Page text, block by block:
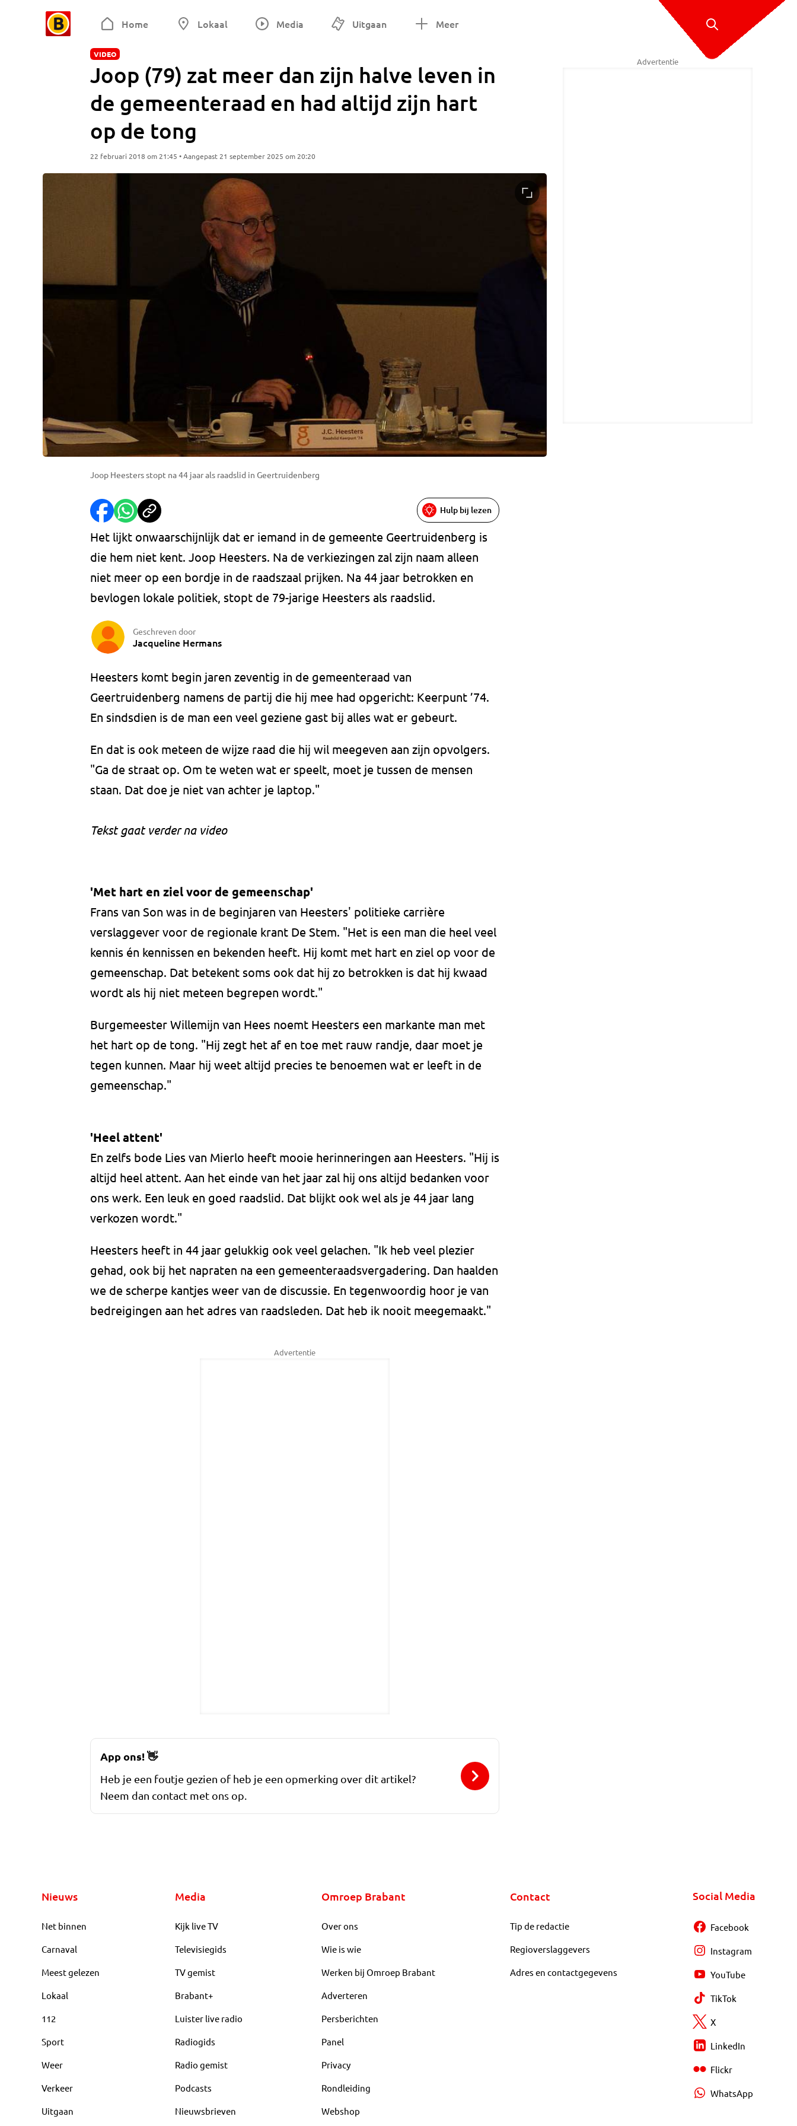
Home Lokaal Media Uitgaan Meer
VIDEO
Joop (79) zat meer dan zijn halve leven in
de gemeenteraad en had altijd zijn hart
op de tong
22 februari 2018 om 21:45 • Aangepast 21 september 2025 om 20:20
Joop Heesters stopt na 44 jaar als raadslid in Geertruidenberg
Hulp bij lezen
Het lijkt onwaarschijnlijk dat er iemand in de gemeente Geertruidenberg is
die hem niet kent. Joop Heesters. Na de verkiezingen zal zijn naam alleen
niet meer op een bordje in de raadszaal prijken. Na 44 jaar betrokken en
bevlogen lokale politiek, stopt de 79-jarige Heesters als raadslid.
Geschreven door
Jacqueline Hermans
Heesters komt begin jaren zeventig in de gemeenteraad van
Geertruidenberg namens de partij die hij mee had opgericht: Keerpunt ’74.
En sindsdien is de man een veel geziene gast bij alles wat er gebeurt.
En dat is ook meteen de wijze raad die hij wil meegeven aan zijn opvolgers.
"Ga de straat op. Om te weten wat er speelt, moet je tussen de mensen
staan. Dat doe je niet van achter je laptop."
Tekst gaat verder na video
'Met hart en ziel voor de gemeenschap'
Frans van Son was in de beginjaren van Heesters' politieke carrière
verslaggever voor de regionale krant De Stem. "Het is een man die heel veel
kennis én kennissen en bekenden heeft. Hij komt met hart en ziel op voor de
gemeenschap. Dat betekent soms ook dat hij zo betrokken is dat hij kwaad
wordt als hij niet meteen begrepen wordt."
Burgemeester Willemijn van Hees noemt Heesters een markante man met
het hart op de tong. "Hij zegt het af en toe met rauw randje, daar moet je
tegen kunnen. Maar hij weet altijd precies te benoemen wat er leeft in de
gemeenschap."
'Heel attent'
En zelfs bode Lies van Mierlo heeft mooie herinneringen aan Heesters. "Hij is
altijd heel attent. Aan het einde van het jaar zal hij ons altijd bedanken voor
ons werk. Een leuk en goed raadslid. Dat blijkt ook wel als je 44 jaar lang
verkozen wordt."
Heesters heeft in 44 jaar gelukkig ook veel gelachen. "Ik heb veel plezier
gehad, ook bij het napraten na een gemeenteraadsvergadering. Dan haalden
we de scherpe kantjes weer van de discussie. En tegenwoordig hoor je van
bedreigingen aan het adres van raadsleden. Dat heb ik nooit meegemaakt."
Advertentie
Advertentie
App ons!👋
Heb je een foutje gezien of heb je een opmerking over dit artikel?
Neem dan contact met ons op.
Nieuws
Net binnen
Carnaval
Meest gelezen
Lokaal
112
Sport
Weer
Verkeer
Uitgaan
Media
Kijk live TV
Televisiegids
TV gemist
Brabant+
Luister live radio
Radiogids
Radio gemist
Podcasts
Nieuwsbrieven
Omroep Brabant
Over ons
Wie is wie
Werken bij Omroep Brabant
Adverteren
Persberichten
Panel
Privacy
Rondleiding
Webshop
Contact
Tip de redactie
Regioverslaggevers
Adres en contactgegevens
Social Media
Facebook
Instagram
YouTube
TikTok
X
LinkedIn
Flickr
WhatsApp